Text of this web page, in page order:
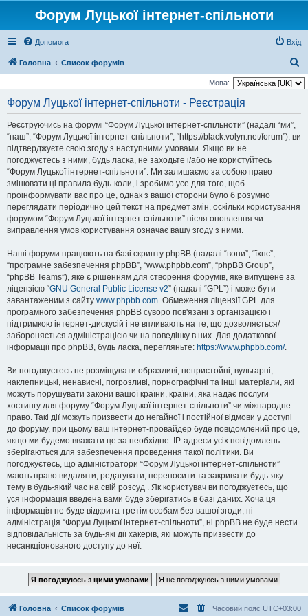
Форум Луцької інтернет-спільноти
Допомога Вхід
Головна Список форумів
о
Мова:
Форум Луцької інтернет-спільноти - Реєстрація
Реєструючись на форумі “Форум Луцької інтернет-спільноти” (надалі “ми”,
“наш”, “Форум Луцької інтернет-спільноти”, “https://black.volyn.net/forum”), ви
підтверджуєте свою згоду з наступними умовами. Якщо ви не
погоджуєтесь з ними, будь ласка, не заходьте і/або не користуйтесь
“Форум Луцької інтернет-спільноти”. Ми залишаємо за собою право
змінювати ці правила будь-коли, і зробимо усе для того, щоб
проінформувати вас про це, однак з вашої сторони було б розумно
переглядати періодично цей текст на предмет змін, оскільки користування
форумом “Форум Луцької інтернет-спільноти” після оновлення чи
виправлення умов користування означає вашу згоду з ними.
Наші форуми працюють на базі скрипту phpBB (надалі “вони”, “їхнє”,
“програмне забезпечення phpBB”, “www.phpbb.com”, “phpBB Group”,
“phpBB Teams”), яке є рішенням для створення форумів, яке випущене за
ліцензією “GNU General Public License v2” (надалі “GPL”) і може бути
завантаженим з сайту www.phpbb.com. Обмеження ліцензії GPL для
програмного забезпечення phpBB суворо пов'язані з організацією і
підтримкою інтернет-дискусій і не впливають на те, що дозволяється/
забороняється адміністрацією чи на поведінку в них. Для додаткової
інформації про phpBB, будь ласка, перегляньте: https://www.phpbb.com/.
Ви погоджуєтесь не розміщувати образливі, непристойні, вульгарні,
наклепницькі, ненависні, погрозливі, порнографічні та інші матеріали, які
можуть порушувати закони вашої країни, країни, яка надає послуги
хостингу для форуму “Форум Луцької інтернет-спільноти” чи міжнародне
право. Такі дії можуть призвести до негайної і постійної відмови у доступі
до форуму, при цьому ваш інтернет-провайдер буде повідомлений про це,
якщо ми будемо вважати це за необхідне. IP-адреси усіх повідомлень
зберігаються для забезпечення проведення такої політики. Ви
погоджуєтесь, що адміністратори “Форум Луцької інтернет-спільноти”
мають право видаляти, редагувати, переносити та закривати будь-яку
тему в будь-який час на свій розсуд . Як користувач ви погоджуєтесь, що
уся інформація введена вами буде зберігатись в базі даних. Хоча ця
інформація не буде відкрита третім особам без вашої згоди, ні
адміністрація “Форум Луцької інтернет-спільноти”, ні phpBB не буде нести
відповідальність за будь-які дії хакерів, які можуть призвести до
несанкціонованого доступу до неї.
Головна Список форумів Часовий пояс UTC+03:00